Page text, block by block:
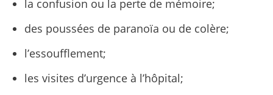
la confusion ou la perte de mémoire;
des poussées de paranoïa ou de colère;
l’essoufflement;
les visites d’urgence à l’hôpital;